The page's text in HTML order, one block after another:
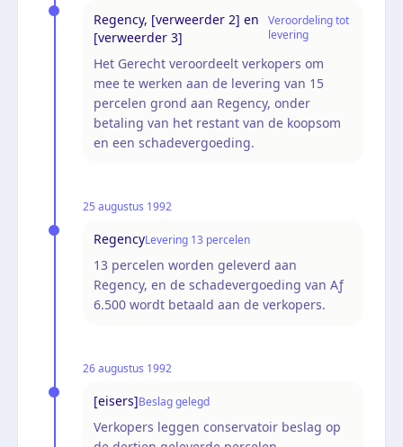
Regency, [verweerder 2] en
[verweerder 3]
Veroordeling tot
levering
Het Gerecht veroordeelt verkopers om
mee te werken aan de levering van 15
percelen grond aan Regency, onder
betaling van het restant van de koopsom
en een schadevergoeding.
25 augustus 1992
RegencyLevering 13 percelen
13 percelen worden geleverd aan
Regency, en de schadevergoeding van Aƒ
6.500 wordt betaald aan de verkopers.
26 augustus 1992
[eisers]Beslag gelegd
Verkopers leggen conservatoir beslag op